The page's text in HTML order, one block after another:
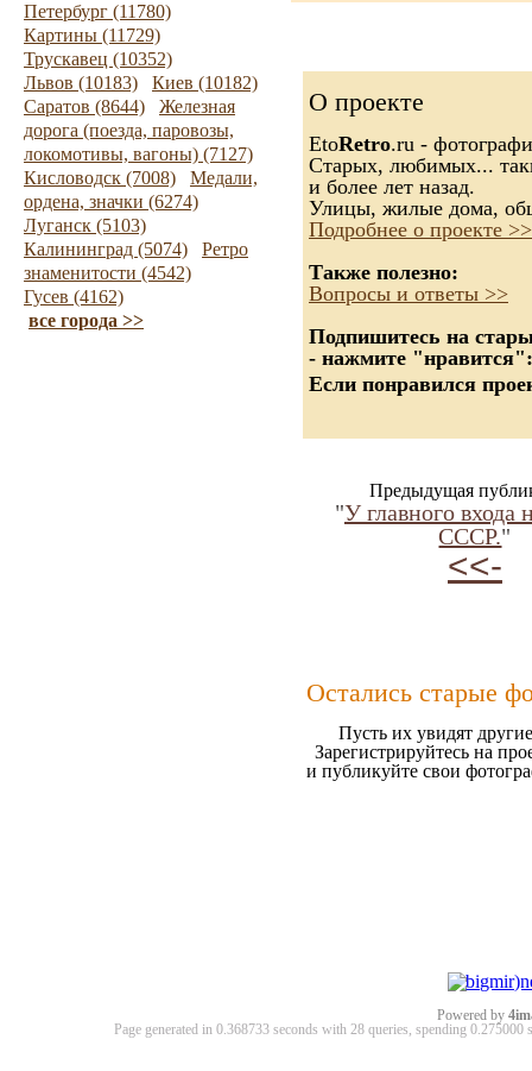
Петербург (11780)
Картины (11729)
Трускавец (10352)
Львов (10183)
Киев (10182)
Саратов (8644)
Железная
дорога (поезда, паровозы,
локомотивы, вагоны) (7127)
Кисловодск (7008)
Медали,
ордена, значки (6274)
Луганск (5103)
Калининград (5074)
Ретро
знаменитости (4542)
Гусев (4162)
все города >>
О проекте
EtoRetro.ru -
Старых, любимых...
и более лет назад.
Улицы, жилые дома,
Подробнее о проекте >>
Также полезно:
Вопросы и ответы >>
Подпишитесь на
- нажмите "нравится":
Если понравился
Предыдущая
"У главного
СССР."
<<-
Остались старые
Пусть их увидят
Зарегистрируйтесь на
и публикуйте свои
Powered by
Page generated in 0.368733 seconds with 28 queries, spending